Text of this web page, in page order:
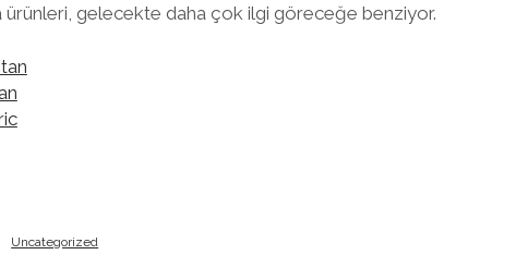
ürünleri, gelecekte daha çok ilgi göreceğe benziyor.
Uncategorized